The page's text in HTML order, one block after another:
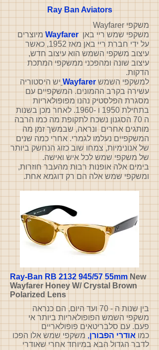
Ray Ban Aviators
משקפי Wayfarer
משקפי שמש ריי באן Wayfarer מיוצרים
על ידי חברת ריי באן מאז 1952, כאשר
עיצוב משקפי השמש הוא עיצוב חדש,
עיצוב שונה ומהפכני ממשקפי המתכת
הדקות.
למשקפי השמש Wayfarer יש היסטוריה
עשירה בקרב ההמונים. המשקפיים עם
מסגרת הפלסטיק נהנו מפופולאריות
בתחילת 1950 ו -1960. לאחר מכן בשנות
ה 70 הסגנון נשכח לתקופת מה כמו הרבה
מותגים אחרים ונראה, שבמשך זמן מה
המשקפיים נעלמו לגמרי. אחרי כמה שנים
של אנונימיות, צמחו שוב כזוג הנחשק ביותר
של משקפי שמש לכל איש ואישה.
בימים אלה אופנות רבות מהעבר חוזרות,
ומשקפי שמש אלה הם רק דוגמא אחת.
Ray-Ban RB 2132 945/57 55mmNew
Wayfarer Honey W/ Crystal Brown
Polarized Lens
בין שנות ה - 70 ועד היום, הם כנראה
משקפי השמש הפופולאריות ביותר אי
פעם. עם סלבריטאים פופולאריים
כמו אודרי הפבורן, משקפי שמש אלו הפכו
לדבר הגדול הבא במיוחד אחרי שאודרי